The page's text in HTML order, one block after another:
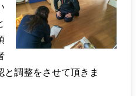
調整をさせて頂きま